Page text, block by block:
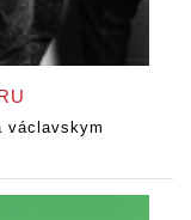
václavskym